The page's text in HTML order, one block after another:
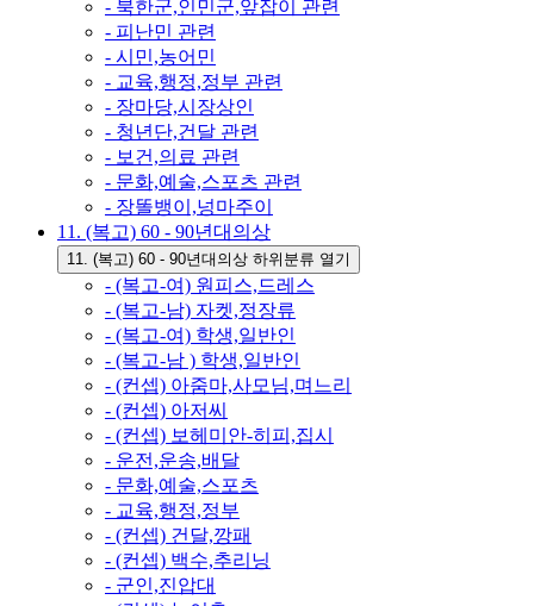
- 북한군,인민군,앞잡이 관련
- 피난민 관련
- 시민,농어민
- 교육,행정,정부 관련
- 장마당,시장상인
- 청년단,건달 관련
- 보건,의료 관련
- 문화,예술,스포츠 관련
- 장똘뱅이,넝마주이
11. (복고) 60 - 90년대의상
11. (복고) 60 - 90년대의상 하위분류 열기
- (복고-여) 원피스,드레스
- (복고-남) 자켓,정장류
- (복고-여) 학생,일반인
- (복고-남 ) 학생,일반인
- (컨셉) 아줌마,사모님,며느리
- (컨셉) 아저씨
- (컨셉) 보헤미안-히피,집시
- 운전,운송,배달
- 문화,예술,스포츠
- 교육,행정,정부
- (컨셉) 건달,깡패
- (컨셉) 백수,추리닝
- 군인,진압대